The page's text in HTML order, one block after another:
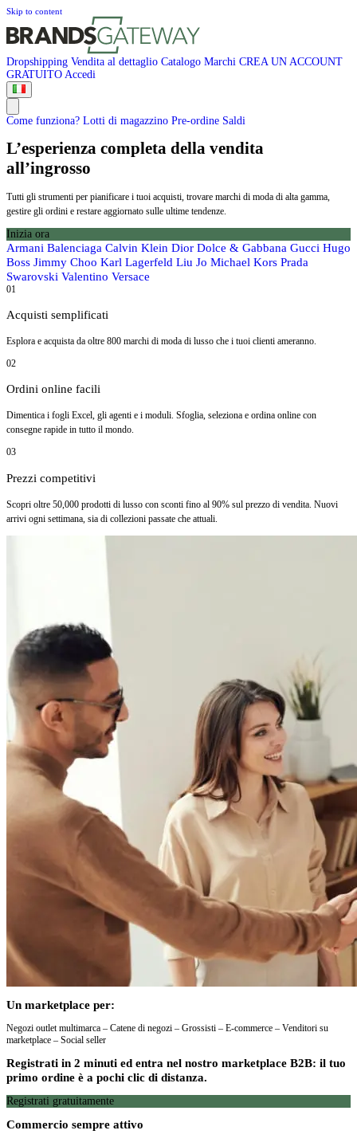
Skip to content
Dropshipping Vendita al dettaglio Catalogo Marchi CREA UN ACCOUNT
GRATUITO Accedi
Come funziona? Lotti di magazzino Pre-ordine Saldi
L’esperienza completa della vendita
all’ingrosso
Tutti gli strumenti per pianificare i tuoi acquisti, trovare marchi di moda di alta gamma,
gestire gli ordini e restare aggiornato sulle ultime tendenze.
Inizia ora
Armani Balenciaga Calvin Klein Dior Dolce & Gabbana Gucci Hugo
Boss Jimmy Choo Karl Lagerfeld Liu Jo Michael Kors Prada
Swarovski Valentino Versace
01
Acquisti semplificati
Esplora e acquista da oltre 800 marchi di moda di lusso che i tuoi clienti ameranno.
02
Ordini online facili
Dimentica i fogli Excel, gli agenti e i moduli. Sfoglia, seleziona e ordina online con
consegne rapide in tutto il mondo.
03
Prezzi competitivi
Scopri oltre 50,000 prodotti di lusso con sconti fino al 90% sul prezzo di vendita. Nuovi
arrivi ogni settimana, sia di collezioni passate che attuali.
Un marketplace per:
Negozi outlet multimarca – Catene di negozi – Grossisti – E-commerce – Venditori su
marketplace – Social seller
Registrati in 2 minuti ed entra nel nostro marketplace B2B: il tuo
primo ordine è a pochi clic di distanza.
Registrati gratuitamente
Commercio sempre attivo